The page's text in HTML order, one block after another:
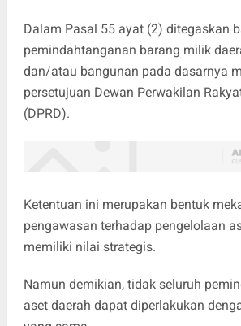
Dalam Pasal 55 ayat (2) ditegaskan
pemindahtanganan barang milik
dan/atau bangunan pada dasarnya
persetujuan Dewan Perwakilan
(DPRD).
Ketentuan ini merupakan bentuk
pengawasan terhadap pengelolaan
memiliki nilai strategis.
Namun demikian, tidak seluruh
aset daerah dapat diperlakukan